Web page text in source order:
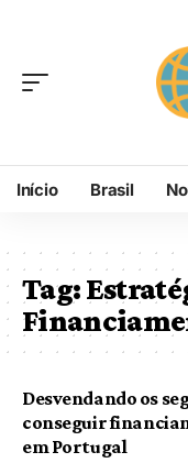
Início Brasil
Tag:
Desvendando os
conseguir
em Portugal